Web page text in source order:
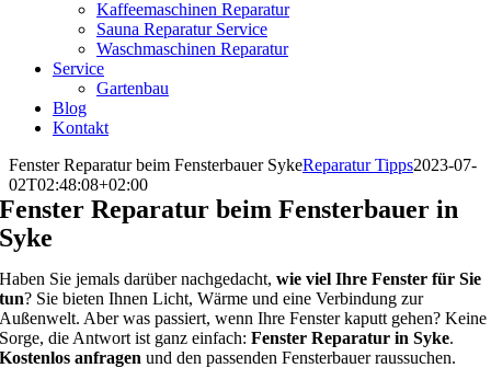
Kaffeemaschinen Reparatur
Sauna Reparatur Service
Waschmaschinen Reparatur
Service
Gartenbau
Blog
Kontakt
Fenster Reparatur beim Fensterbauer SykeReparatur Tipps2023-07-
02T02:48:08+02:00
Fenster Reparatur beim Fensterbauer in
Syke
Haben Sie jemals darüber nachgedacht,wie viel Ihre Fenster für Sie
tun? Sie bieten Ihnen Licht, Wärme und eine Verbindung zur
Außenwelt. Aber was passiert, wenn Ihre Fenster kaputt gehen? Keine
Sorge, die Antwort ist ganz einfach: Fenster Reparatur in Syke.
Kostenlos anfragen und den passenden Fensterbauer raussuchen.